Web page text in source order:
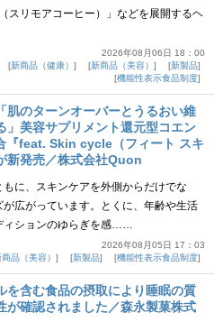
リモアコーヒー）」などを展開するヘ
2026年08月06日 18：00
新商品（健康） 新商品（美容）
新製品
機能性表示食品制度
肌のターンオーバーとうるおい維
」美容サプリメント還元型コエン
『feat. Skin cycle（フィート スキ
新発売／株式会社Quon
に、スキンケアを外側からだけでな
広がっています。とくに、年齢や生活
ィションのゆらぎを感……
2026年08月05日 17：03
品（美容） 新製品 機能性表示食品制度
を含む食品の摂取により睡眠の質
が確認されました／森永製菓株式